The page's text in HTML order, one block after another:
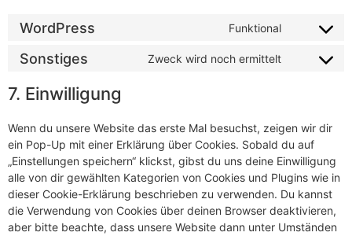
WordPress Funktional
Consent
service
wordpress
Sonstiges Zweck wird noch ermittelt
Consent
7. Einwilligung
Wenn du unsere Website das erste Mal besuchst, zeigen wir dir
ein Pop-Up mit einer Erklärung über Cookies. Sobald du auf
„Einstellungen speichern“ klickst, gibst du uns deine Einwilligung
alle von dir gewählten Kategorien von Cookies und Plugins wie in
dieser Cookie-Erklärung beschrieben zu verwenden. Du kannst
die Verwendung von Cookies über deinen Browser deaktivieren,
aber bitte beachte, dass unsere Website dann unter Umständen